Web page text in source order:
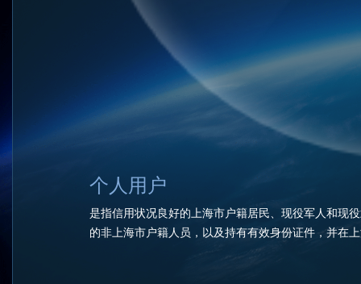
个人用户
是指信用状况良好的上海市户籍居民、现役军人和现
的非上海市户籍人员，以及持有有效身份证件，并在